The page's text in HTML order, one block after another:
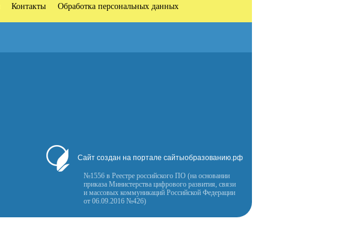
Контакты Обработка персональных данных
Сайт создан на портале сайтыобразованию.рф
№1556 в Реестре российского ПО (на основании
приказа Министерства цифрового развития, связи
и массовых коммуникаций Российской Федерации
от 06.09.2016 №426)